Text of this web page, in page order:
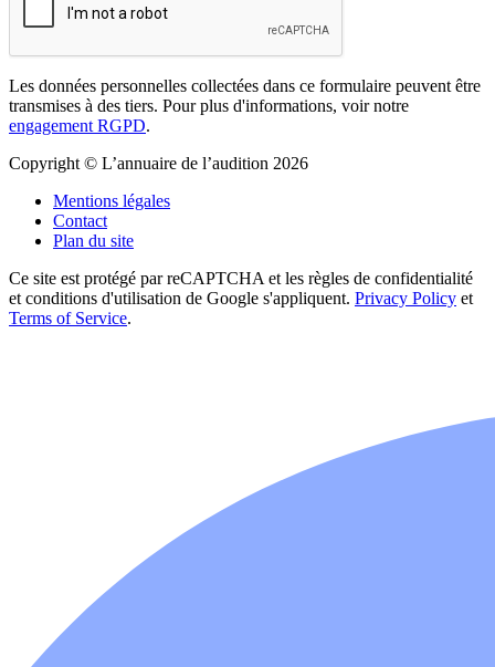
Les données personnelles collectées dans ce formulaire peuvent être
transmises à des tiers. Pour plus d'informations, voir notre
engagement RGPD.
Copyright © L’annuaire de l’audition 2026
Mentions légales
Contact
Plan du site
Ce site est protégé par reCAPTCHA et les règles de confidentialité
et conditions d'utilisation de Google s'appliquent. Privacy Policy et
Terms of Service.